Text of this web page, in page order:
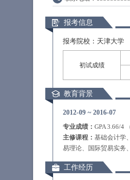
报考信息
报考院校：天津大学
初试成绩
教育背景
2012-09 ~ 2016-07
专业成绩： GPA 3.66/4
主修课程： 基础会计学
易理论、国际贸易实务
工作经历